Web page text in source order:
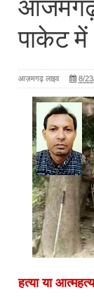
आजमगढ़
पाकेट में
आज़मगढ़ लाइव 8/
हत्या या